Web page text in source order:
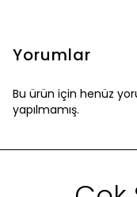
Yorumlar
Bu ürün için henüz
yapılmamış.